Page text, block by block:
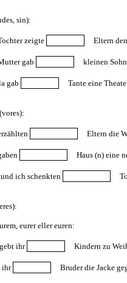
sin):
zeigte Eltern
gab kleinen
gab Tante eine
Eltern die
Haus (n) eine
ich schenkten
eurer eller euren:
ihr Kindern zu
ihr Bruder die Jacke